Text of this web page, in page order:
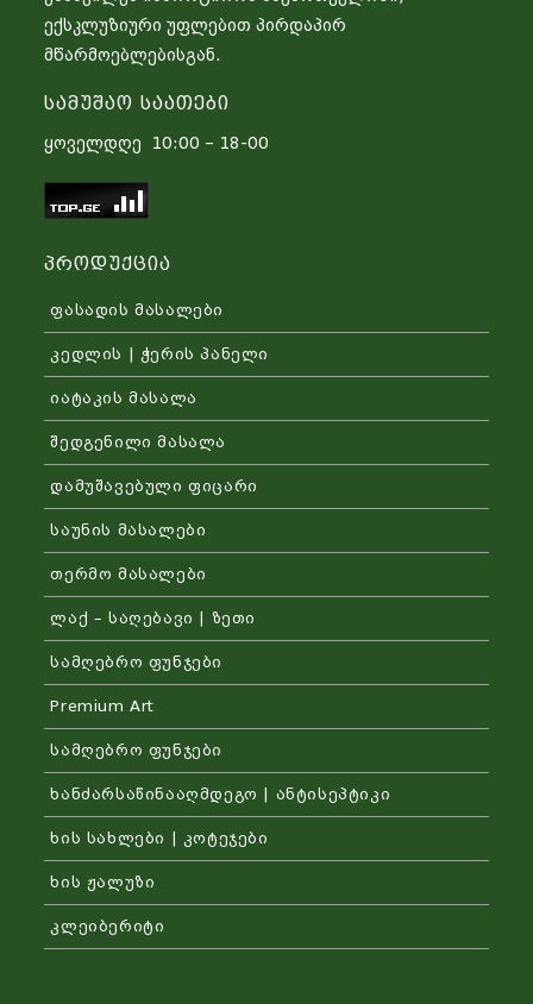
ექსკლუზიური უფლებით პირდაპირ
მწარმოებლებისგან.
Სამუშაო Საათები
ყოველდღე 10:00 – 18-00
Პროდუქცია
ფასადის მასალები
კედლის | ჭერის პანელი
იატაკის მასალა
შედგენილი მასალა
დამუშავებული ფიცარი
საუნის მასალები
თერმო მასალები
ლაქ – საღებავი | ზეთი
სამღებრო ფუნჯები
Premium Art
სამღებრო ფუნჯები
ხანძარსაწინააღმდეგო | ანტისეპტიკი
ხის სახლები | კოტეჯები
ხის ჟალუზი
კლეიბერიტი